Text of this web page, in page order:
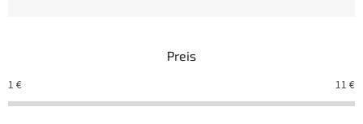
t
s
o
Preis
1 € 11 €